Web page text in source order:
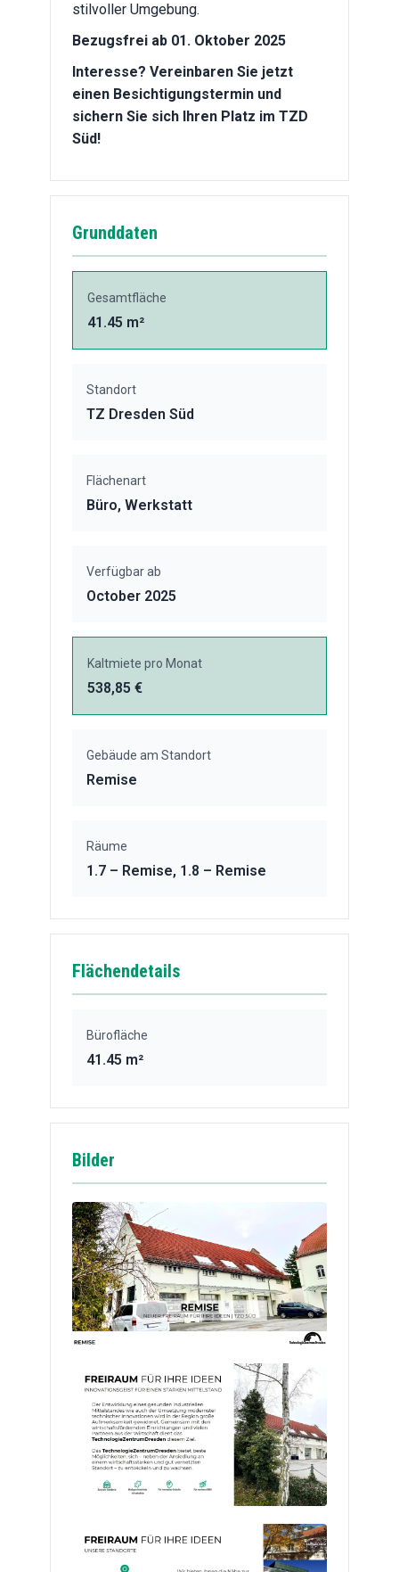
stilvoller Umgebung.
Bezugsfrei ab 01. Oktober 2025
Interesse? Vereinbaren Sie jetzt
einen Besichtigungstermin und
sichern Sie sich Ihren Platz im TZD
Süd!
Grunddaten
Gesamtfläche
41.45 m²
Standort
TZ Dresden Süd
Flächenart
Büro, Werkstatt
Verfügbar ab
October 2025
Kaltmiete pro Monat
538,85 €
Gebäude am Standort
Remise
Räume
1.7 – Remise, 1.8 – Remise
Flächendetails
Bürofläche
41.45 m²
Bilder